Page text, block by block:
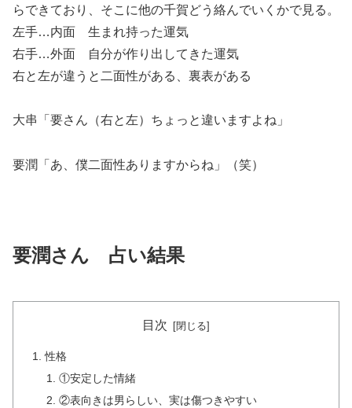
らできており、そこに他の千賀どう絡んでいくかで見る。
左手…内面 生まれ持った運気
右手…外面 自分が作り出してきた運気
右と左が違うと二面性がある、裏表がある
大串「要さん（右と左）ちょっと違いますよね」
要潤「あ、僕二面性ありますからね」（笑）
要潤さん 占い結果
目次
性格
①安定した情緒
②表向きは男らしい、実は傷つきやすい